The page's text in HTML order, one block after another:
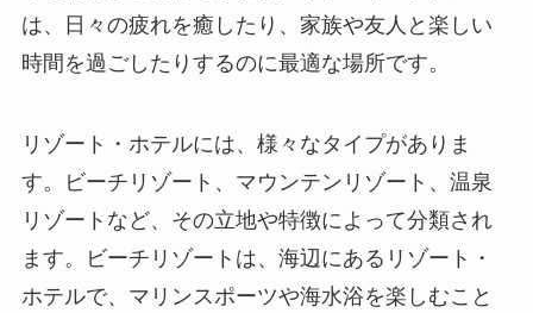
は、日々の疲れを癒したり、家族や友人と楽しい
時間を過ごしたりするのに最適な場所です。
リゾート・ホテルには、様々なタイプがありま
す。ビーチリゾート、マウンテンリゾート、温泉
リゾートなど、その立地や特徴によって分類され
ます。ビーチリゾートは、海辺にあるリゾート・
ホテルで、マリンスポーツや海水浴を楽しむこと